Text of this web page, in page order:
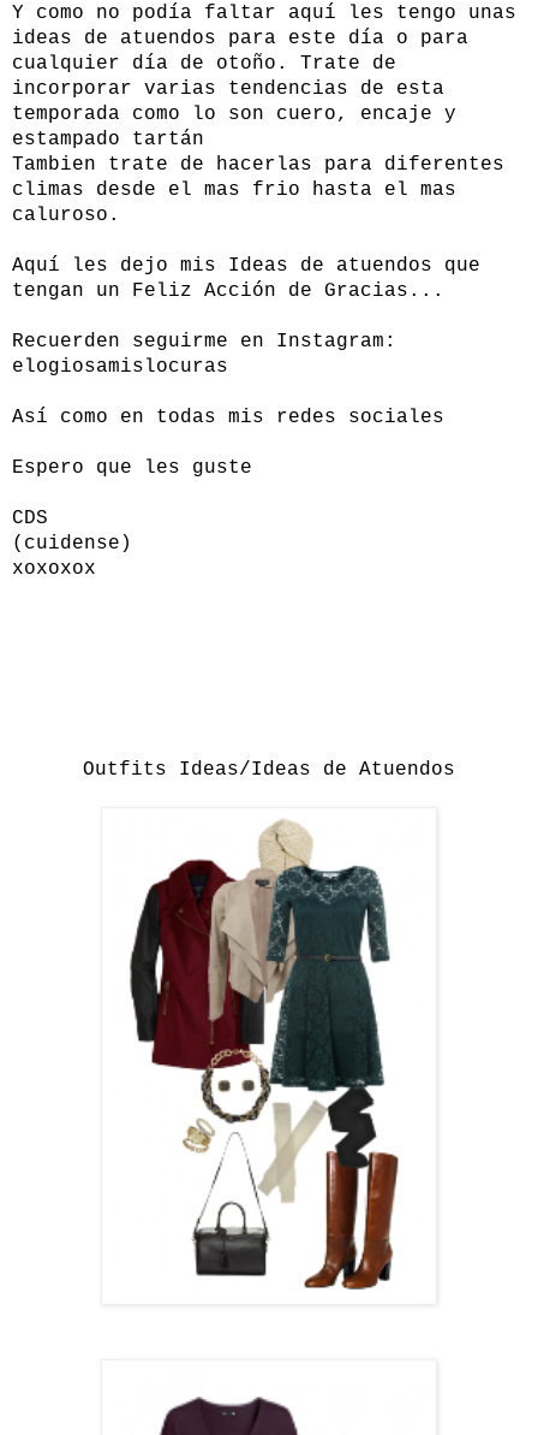
Y como no podía faltar aquí les tengo unas
ideas de atuendos para este día o para
cualquier día de otoño. Trate de
incorporar varias tendencias de esta
temporada como lo son cuero, encaje y
estampado tartán
Tambien trate de hacerlas para diferentes
climas desde el mas frio hasta el mas
caluroso.
Aquí les dejo mis Ideas de atuendos que
tengan un Feliz Acción de Gracias...
Recuerden seguirme en Instagram:
elogiosamislocuras
Así como en todas mis redes sociales
Espero que les guste
CDS
(cuidense)
xoxoxox
Outfits Ideas/Ideas de Atuendos